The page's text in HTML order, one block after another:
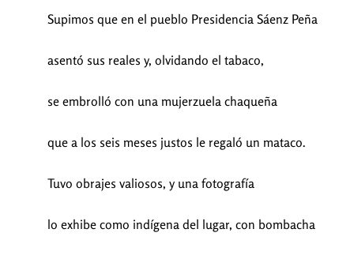
Supimos que en el pueblo Presidencia Sáenz Peña
asentó sus reales y, olvidando el tabaco,
se embrolló con una mujerzuela chaqueña
que a los seis meses justos le regaló un mataco.
Tuvo obrajes valiosos, y una fotografía
lo exhibe como indígena del lugar, con bombacha